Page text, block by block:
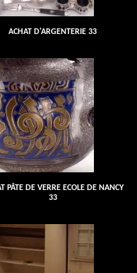
ACHAT D'ARGENTERIE 33
PÂTE DE VERRE ECOLE DE NANCY
33